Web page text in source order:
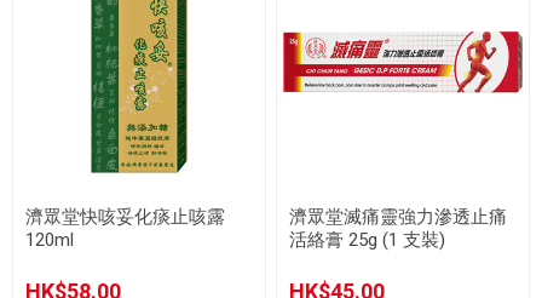
濟眾堂快咳妥化痰止咳露
120ml
HK$58.00
濟眾堂滅痛靈強力滲透止痛
活絡膏 25g (1 支裝)
HK$45.00